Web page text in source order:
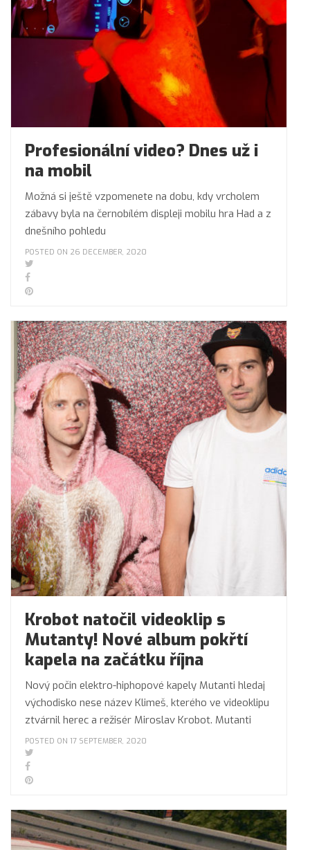
Profesionální video? Dnes už i
na mobil
Možná si ještě vzpomenete na dobu, kdy vrcholem
zábavy byla na černobílém displeji mobilu hra Had a z
dnešního pohledu
POSTED ON 26 DECEMBER, 2020
Krobot natočil videoklip s
Mutanty! Nové album pokřtí
kapela na začátku října
Nový počin elektro-hiphopové kapely Mutanti hledaj
východisko nese název Klimeš, kterého ve videoklipu
ztvárnil herec a režisér Miroslav Krobot. Mutanti
POSTED ON 17 SEPTEMBER, 2020